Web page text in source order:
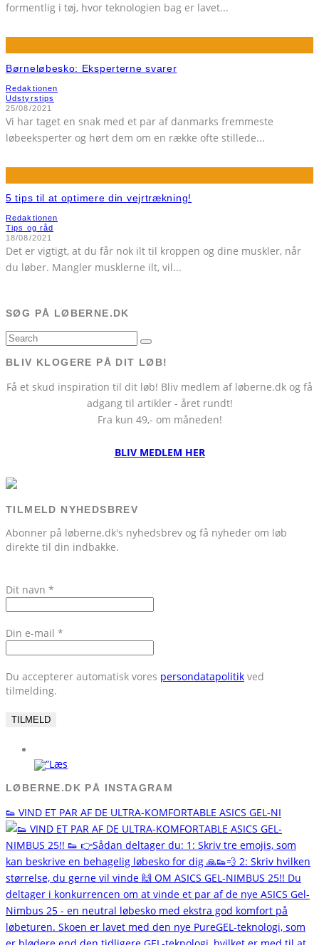
formentlig i tøj, hvor teknologien bag er lavet...
Børneløbesko: Eksperterne svarer
Redaktionen
Udstyrstips
25/08/2021
Vi har taget en snak med et par af danmarks fremmeste
løbeeksperter og hørt dem om en række ofte stillede...
5 tips til at optimere din vejrtrækning!
Redaktionen
Tips og råd
18/08/2021
Det er vigtigt, at du får nok ilt til kroppen og dine muskler, når
du løber. Mangler musklerne ilt, vil...
SØG PÅ LØBERNE.DK
BLIV KLOGERE PÅ DIT LØB!
Få et skud inspiration til dit løb! Bliv medlem af løberne.dk og få
adgang til artikler - året rundt!
Fra kun 49,- om måneden!
BLIV MEDLEM HER
TILMELD NYHEDSBREV
Abonner på løberne.dk's nyhedsbrev og få nyheder om løb
direkte til din indbakke.
Dit navn *
Din e-mail *
Du accepterer automatisk vores persondatapolitik ved
tilmelding.
LØBERNE.DK PÅ INSTAGRAM
👟 VIND ET PAR AF DE ULTRA-KOMFORTABLE ASICS GEL-NI